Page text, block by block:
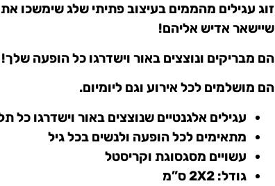
זוג עגילים מהממים בעיצוב פתיתי שלג שימשכו
שיישאר אדיש אליהם!
הם מבריקים ונוצצים באור וישדרגו כל הופעה שלך!
הם מושלמים לכל אירוע וגם ליומיום.
עגילים אלגנטיים שנוצצים באור וישדרגו כל
מתאימים לכל הופעה ולנשים בכל גיל
עשויים מסגסוגת וקריסטל
גודל: 2X2 ס”מ